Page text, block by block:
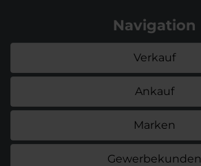
Navigation
Verkauf
Ankauf
Marken
Gewerbekunden